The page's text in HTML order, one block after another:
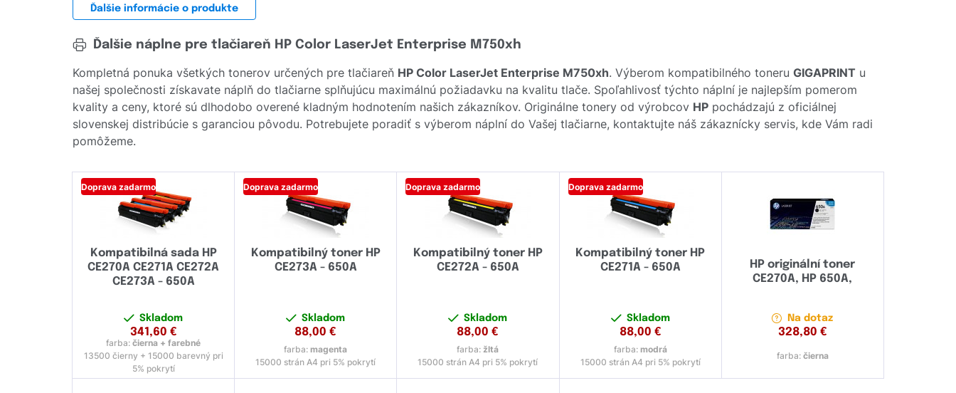
Ďalšie informácie o produkte
Ďalšie náplne pre tlačiareň HP Color LaserJet Enterprise M750xh
Kompletná ponuka všetkých tonerov určených pre tlačiareň HP Color LaserJet Enterprise M750xh. Výberom kompatibilného toneru GIGAPRINT u
našej společnosti získavate náplň do tlačiarne splňujúcu maximálnú požiadavku na kvalitu tlače. Spoľahlivosť týchto náplní je najlepším pomerom
kvality a ceny, ktoré sú dlhodobo overené kladným hodnotením našich zákazníkov. Originálne tonery od výrobcov HP pochádzajú z oficiálnej
slovenskej distribúcie s garanciou pôvodu. Potrebujete poradiť s výberom náplní do Vašej tlačiarne, kontaktujte náš zákaznícky servis, kde Vám radi
pomôžeme.
Doprava zadarmo
Kompatibilná sada HP
CE270A CE271A CE272A
CE273A - 650A
Skladom
341,60 €
farba:čierna + farebné
13500 čierny + 15000 barevný pri
5% pokrytí
Doprava zadarmo
Kompatibilný toner HP
CE273A - 650A
Skladom
88,00 €
farba:magenta
15000 strán A4 pri 5% pokrytí
Doprava zadarmo
Kompatibilný toner HP
CE272A - 650A
Skladom
88,00 €
farba:žltá
15000 strán A4 pri 5% pokrytí
Doprava zadarmo
Kompatibilný toner HP
CE271A - 650A
Skladom
88,00 €
farba: modrá
15000 strán A4 pri 5% pokrytí
HP originální toner
CE270A, HP 650A,
Na dotaz
328,80 €
farba: čierna